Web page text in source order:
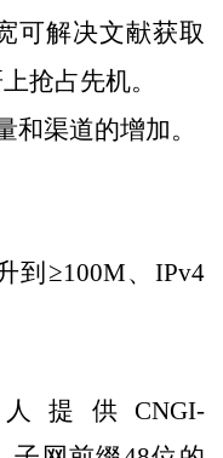
可解决文献获取
抢占先机。
和渠道的增加。
到 ≥100M、IPv4
提供CNGI-